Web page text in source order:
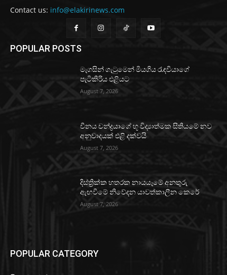
Contact us: info@elakirinews.com
POPULAR POSTS
මැගසින් ගැටුමෙන් මියගිය රැඳවියාගේ
පැටිකිරිය එළියට
August 7, 2026
චීනය චන්ද්‍රයාගේ භූ විද්‍යාත්මක සිතියමේ නව
අනුවාදයක් එළි දක්වයි
August 7, 2026
දිස්ත්‍රික්ක හතරක නායයෑමේ අනතුරු
ඇඟවීමේ නිවේදන යාවත්කාලීන කෙරේ
August 7, 2026
POPULAR CATEGORY